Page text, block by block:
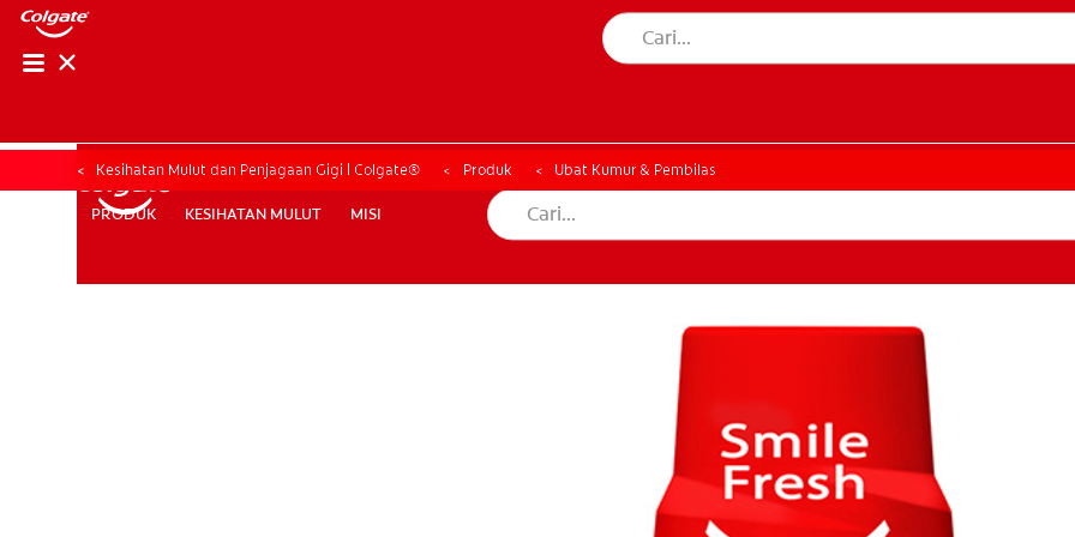
PRODUK KESIHATAN MULUT MISI
PRODUK KESIHATAN MULUT MISI
PENILAIAN KESIHATAN MULUT
Kesihatan Mulut dan Penjagaan Gigi | Colgate® Produk Ubat Kumur & Pembilas